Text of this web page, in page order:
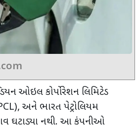
ઓઇલ કોર્પોરેશન લિમિટેડ
અને ભારત પેટ્રોલિયમ
ઘટાડ્યા નથી. આ કંપનીઓ